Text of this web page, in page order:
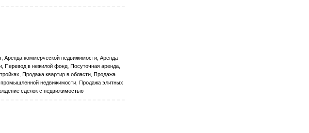
Аренда коммерческой недвижимости, Аренда
Перевод в нежилой фонд, Посуточная аренда,
Продажа квартир в области, Продажа
недвижимости, Продажа элитных
сделок с недвижимостью